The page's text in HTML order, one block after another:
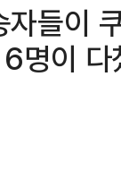
들이
명이